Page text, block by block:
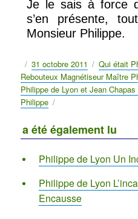
Je le sais à force
s’en présente,
Monsieur Philippe.
Publié
le
31 octobre 2011 Catégories
Qui était
Rebouteux Magnétiseur Maître
Philippe de Lyon et Jean
Philippe
a été également lu
Philippe de Lyon Un
Philippe de Lyon
Encausse